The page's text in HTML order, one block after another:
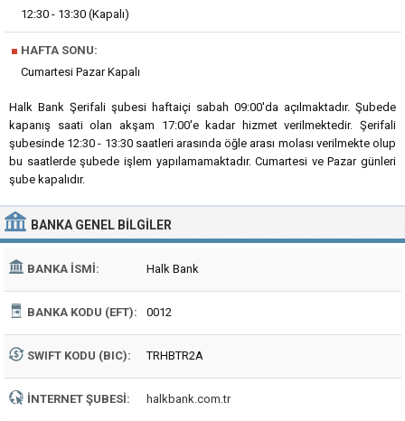
12:30 - 13:30 (Kapalı)
■ HAFTA SONU:
Cumartesi Pazar Kapalı
Halk Bank Şerifali şubesi haftaiçi sabah 09:00'da açılmaktadır. Şubede
kapanış saati olan akşam 17:00'e kadar hizmet verilmektedir. Şerifali
şubesinde 12:30 - 13:30 saatleri arasında öğle arası molası verilmekte olup
bu saatlerde şubede işlem yapılamamaktadır. Cumartesi ve Pazar günleri
şube kapalıdır.
BANKA GENEL BILGILER
BANKA İSMI: Halk Bank
BANKA KODU (EFT): 0012
SWIFT KODU (BIC): TRHBTR2A
İNTERNET ŞUBESI: halkbank.com.tr